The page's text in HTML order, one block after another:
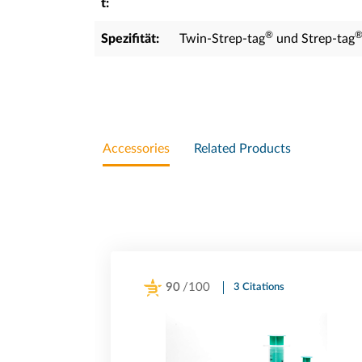
t:
Spezifität: Twin-Strep-tag® und Strep-tag®
Accessories Related Products
90 /100 3 Citations